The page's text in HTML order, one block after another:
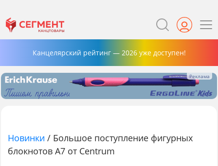
Канцелярский рейтинг — 2026 уже доступен!
Новинки / Большое поступление фигурных
блокнотов А7 от Centrum